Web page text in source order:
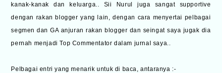
kanak-kanak dan keluarga.. Sii Nurul juga sangat supportive
dengan rakan blogger yang lain, dengan cara menyertai pelbagai
segmen dan GA anjuran rakan blogger dan seingat saya jugak dia
pernah menjadi Top Commentator dalam jurnal saya..
Pelbagai entri yang menarik untuk di baca, antaranya :-